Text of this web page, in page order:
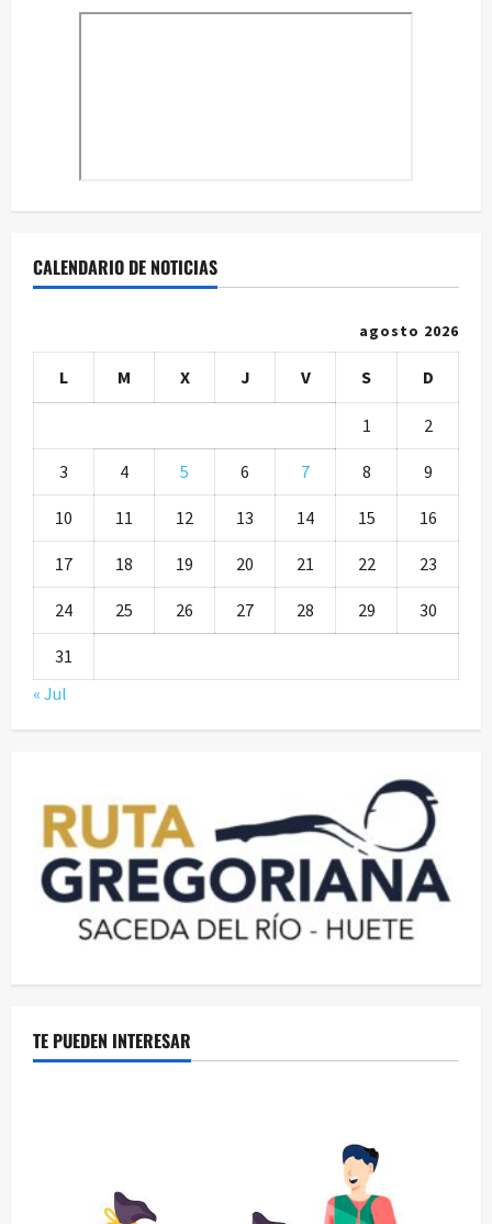
CALENDARIO DE NOTICIAS
agosto 2026
L M X J V S D
1 2
3 4 5 6 7 8 9
10 11 12 13 14 15 16
17 18 19 20 21 22 23
24 25 26 27 28 29 30
31
« Jul
TE PUEDEN INTERESAR